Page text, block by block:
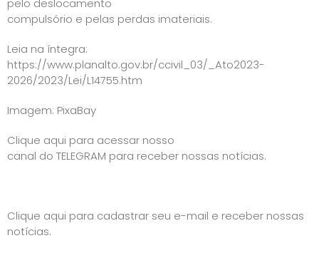
pelo deslocamento
compulsório e pelas perdas imateriais.
Leia na íntegra:
https://www.planalto.gov.br/ccivil_03/_Ato2023-
2026/2023/Lei/L14755.htm
Imagem: PixaBay
Clique aqui para acessar nosso
canal do TELEGRAM para receber nossas notícias.
Clique aqui para cadastrar seu e-mail e receber nossas
notícias.